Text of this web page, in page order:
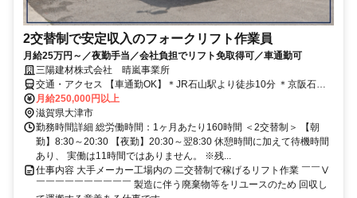
2交替制で安定収入のフォークリフト作業員
月給25万円～／夜勤手当／会社負担でリフト免取得可／車通勤可
三陽建材株式会社 晴嵐事業所
交通・アクセス 【車通勤OK】＊JR石山駅より徒歩10分 ＊京阪石山
坂本線 粟津駅より徒歩4分
月給250,000円以上
滋賀県大津市
勤務時間詳細 総労働時間：1ヶ月あたり160時間 ＜2交替制＞ 【朝
勤】8:30～20:30 【夜勤】20:30～翌8:30 休憩時間に加えて待機時間
あり、 実働は11時間ではありません。 ※残...
仕事内容 大手メーカー工場内の 二交替制で稼げるリフト作業 ￣￣Ⅴ
￣￣￣￣￣￣￣￣￣￣ 製造に伴う廃棄物等をリユースのため 回収し